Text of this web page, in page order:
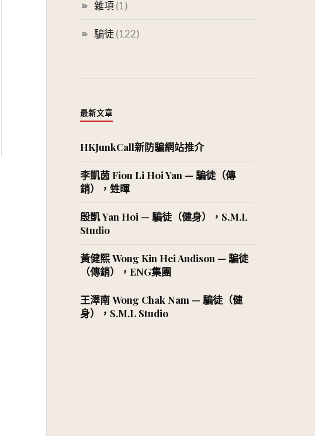
雜項(1)
騙徒(122)
最新文章
HKJunkCall新防騙網站推介
李凱茵 Fion Li Hoi Yan — 騙徒（傳
銷），甡暉
殷凱 Yan Hoi — 騙徒（健身），S.M.L
Studio
黃健熙 Wong Kin Hei Andison — 騙徒
（傳銷），ENG集團
王澤南 Wong Chak Nam — 騙徒（健
身），S.M.L Studio